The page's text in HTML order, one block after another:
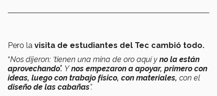
Pero la visita de estudiantes del Tec cambió todo.
“Nos dijeron: ‘tienen una mina de oro aquí y no la están
aprovechando’. Ynos empezaron a apoyar, primero con
ideas, luego con trabajo físico, con materiales, con el
diseño de las cabañas”.